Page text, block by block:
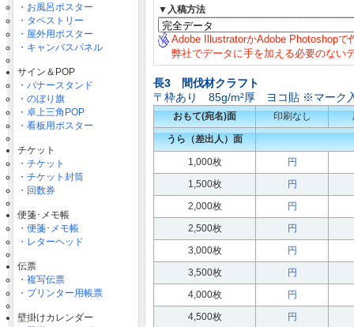
・お風呂ポスター
・タペストリー
・屋外用ポスター
・キャンバスパネル
サイン＆POP
・バナースタンド
・のぼり旗
・卓上三角POP
・看板用ポスター
チケット
・チケット
・チケット封筒
・回数券
便箋･メモ帳
・便箋･メモ帳
・レターヘッド
伝票
・複写伝票
・プリンター用帳票
壁掛けカレンダー
▼入稿方法
Adobe IllustratorかAdobe Photoshopで
弊社でデータに手を加える必要のない
長3 間伐材クラフト
〒枠あり 85g/m²厚 ヨコ貼 ※マーク
おもて(宛名)面 印刷なし
うら（差出人）面
1,000枚
円
1,500枚
円
2,000枚
円
2,500枚
円
3,000枚
円
3,500枚
円
4,000枚
円
4,500枚
円